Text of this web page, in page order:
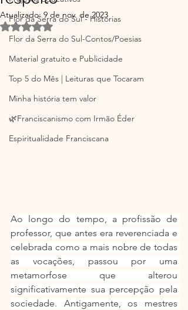
Flor da Serra do Sul - Histórias
Flor da Serra do Sul-Contos/Poesias
Material gratuito e Publicidade
Top 5 do Mês | Leituras que Tocaram
Minha história tem valor
🌿Franciscanismo com Irmão Éder
Espiritualidade Franciscana
Atualizado: 9 de nov. de 2023
Avaliado com NaN de 5 estrelas.
Ao longo do tempo, a profissão de
professor, que antes era reverenciada e
celebrada como a mais nobre de todas
as vocações, passou por uma
metamorfose que alterou
significativamente sua percepção pela
sociedade. Antigamente, os mestres